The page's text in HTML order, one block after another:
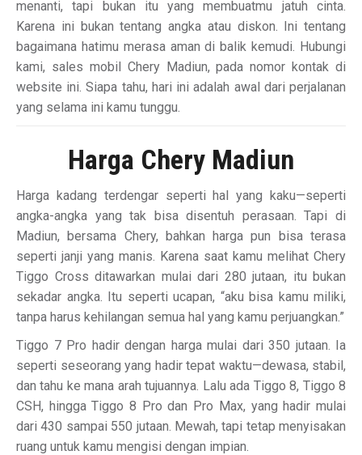
menanti, tapi bukan itu yang membuatmu jatuh cinta.
Karena ini bukan tentang angka atau diskon. Ini tentang
bagaimana hatimu merasa aman di balik kemudi. Hubungi
kami, sales mobil Chery Madiun, pada nomor kontak di
website ini. Siapa tahu, hari ini adalah awal dari perjalanan
yang selama ini kamu tunggu.
Harga Chery Madiun
Harga kadang terdengar seperti hal yang kaku—seperti
angka-angka yang tak bisa disentuh perasaan. Tapi di
Madiun, bersama Chery, bahkan harga pun bisa terasa
seperti janji yang manis. Karena saat kamu melihat Chery
Tiggo Cross ditawarkan mulai dari 280 jutaan, itu bukan
sekadar angka. Itu seperti ucapan, “aku bisa kamu miliki,
tanpa harus kehilangan semua hal yang kamu perjuangkan.”
Tiggo 7 Pro hadir dengan harga mulai dari 350 jutaan. Ia
seperti seseorang yang hadir tepat waktu—dewasa, stabil,
dan tahu ke mana arah tujuannya. Lalu ada Tiggo 8, Tiggo 8
CSH, hingga Tiggo 8 Pro dan Pro Max, yang hadir mulai
dari 430 sampai 550 jutaan. Mewah, tapi tetap menyisakan
ruang untuk kamu mengisi dengan impian.